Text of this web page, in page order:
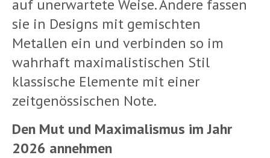
auf unerwartete Weise. Andere fassen
sie in Designs mit gemischten
Metallen ein und verbinden so im
wahrhaft maximalistischen Stil
klassische Elemente mit einer
zeitgenössischen Note.
Den Mut und Maximalismus im Jahr
2026 annehmen